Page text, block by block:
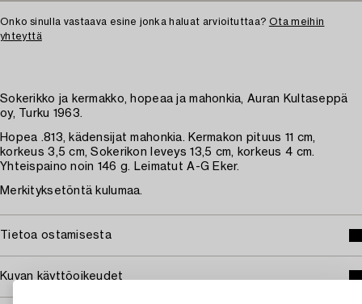
Onko sinulla vastaava esine jonka haluat arvioituttaa? Ota meihin
yhteyttä
Sokerikko ja kermakko, hopeaa ja mahonkia, Auran Kultaseppä
oy, Turku 1963.
Hopea .813, kädensijat mahonkia. Kermakon pituus 11 cm,
korkeus 3,5 cm, Sokerikon leveys 13,5 cm, korkeus 4 cm.
Yhteispaino noin 146 g. Leimatut A-G Eker.
Merkityksetöntä kulumaa.
Tietoa ostamisesta
Kuvan käyttöoikeudet